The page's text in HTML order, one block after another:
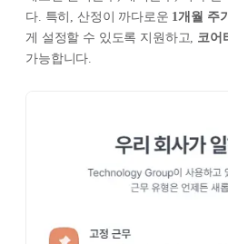
다. 특히, 산정이 까다로운 1개월 주
게 설정할 수 있도록 지원하고,
코어
가능합니다.